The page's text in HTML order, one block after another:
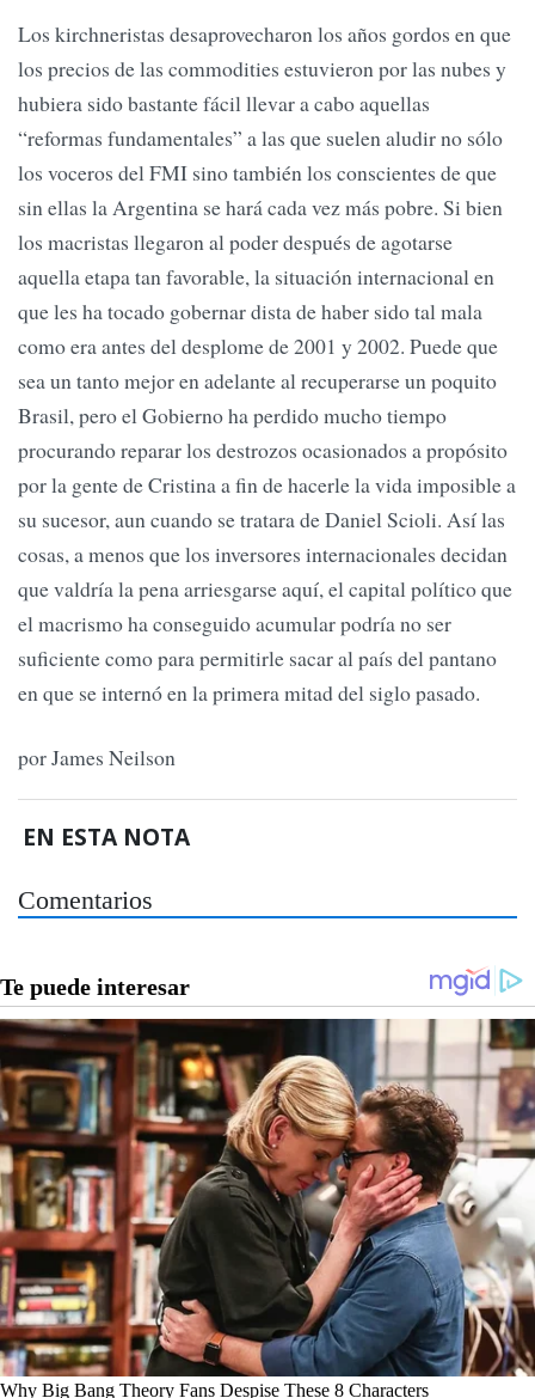
Los kirchneristas desaprovecharon los años gordos en que
los precios de las commodities estuvieron por las nubes y
hubiera sido bastante fácil llevar a cabo aquellas
“reformas fundamentales” a las que suelen aludir no sólo
los voceros del FMI sino también los conscientes de que
sin ellas la Argentina se hará cada vez más pobre. Si bien
los macristas llegaron al poder después de agotarse
aquella etapa tan favorable, la situación internacional en
que les ha tocado gobernar dista de haber sido tal mala
como era antes del desplome de 2001 y 2002. Puede que
sea un tanto mejor en adelante al recuperarse un poquito
Brasil, pero el Gobierno ha perdido mucho tiempo
procurando reparar los destrozos ocasionados a propósito
por la gente de Cristina a fin de hacerle la vida imposible a
su sucesor, aun cuando se tratara de Daniel Scioli. Así las
cosas, a menos que los inversores internacionales decidan
que valdría la pena arriesgarse aquí, el capital político que
el macrismo ha conseguido acumular podría no ser
suficiente como para permitirle sacar al país del pantano
en que se internó en la primera mitad del siglo pasado.
por James Neilson
EN ESTA NOTA
Comentarios